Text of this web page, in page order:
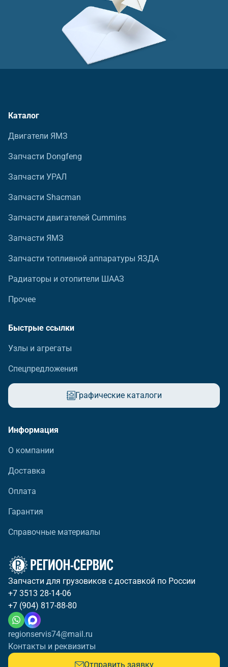
Каталог
Двигатели ЯМЗ
Запчасти Dongfeng
Запчасти УРАЛ
Запчасти Shacman
Запчасти двигателей Cummins
Запчасти ЯМЗ
Запчасти топливной аппаратуры ЯЗДА
Радиаторы и отопители ШААЗ
Прочее
Быстрые ссылки
Узлы и агрегаты
Спецпредложения
Графические каталоги
Информация
О компании
Доставка
Оплата
Гарантия
Справочные материалы
Запчасти для грузовиков с доставкой по России
+7 3513 28-14-06
+7 (904) 817-88-80
regionservis74@mail.ru
Контакты и реквизиты
Отправить заявку